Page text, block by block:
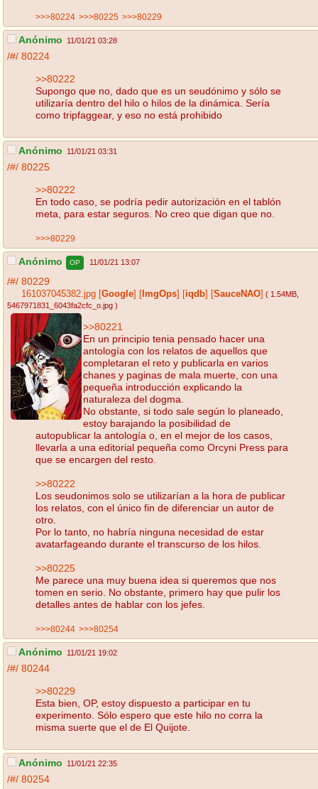
>>>80224 >>>80225 >>>80229
Anónimo 11/01/21 03:28
/#/ 80224
>>80222
Supongo que no, dado que es un seudónimo y sólo se
utilizaría dentro del hilo o hilos de la dinámica. Sería
como tripfaggear, y eso no está prohibido
Anónimo 11/01/21 03:31
/#/ 80225
>>80222
En todo caso, se podría pedir autorización en el tablón
meta, para estar seguros. No creo que digan que no.
>>>80229
Anónimo OP 11/01/21 13:07
/#/ 80229
161037045382.jpg Google ImgOps iqdb SauceNAO ( 1.54MB
5467971831_6043fa2cfc_o.jpg )
>>80221
En un principio tenia pensado hacer una
antología con los relatos de aquellos que
completaran el reto y publicarla en varios
chanes y paginas de mala muerte, con una
pequeña introducción explicando la
naturaleza del dogma.
No obstante, si todo sale según lo planeado,
estoy barajando la posibilidad de
autopublicar la antología o, en el mejor de los casos,
llevarla a una editorial pequeña como Orcyni Press para
que se encargen del resto.
>>80222
Los seudonimos solo se utilizarían a la hora de publicar
los relatos, con el único fin de diferenciar un autor de
otro.
Por lo tanto, no habría ninguna necesidad de estar
avatarfageando durante el transcurso de los hilos.
>>80225
Me parece una muy buena idea si queremos que nos
tomen en serio. No obstante, primero hay que pulir los
detalles antes de hablar con los jefes.
>>>80244 >>>80254
Anónimo 11/01/21 19:02
/#/ 80244
>>80229
Esta bien, OP, estoy dispuesto a participar en tu
experimento. Sólo espero que este hilo no corra la
misma suerte que el de El Quijote.
Anónimo 11/01/21 22:35
/#/ 80254